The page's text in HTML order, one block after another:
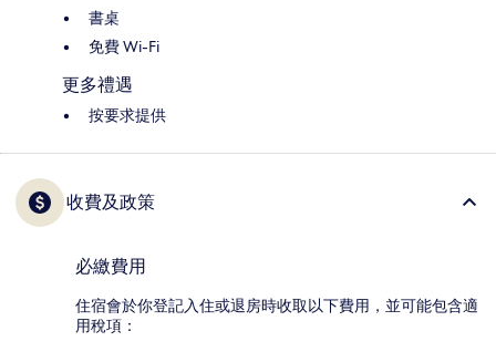
書桌
免費 Wi-Fi
更多禮遇
按要求提供
收費及政策
必繳費用
住宿會於你登記入住或退房時收取以下費用，並可能包含適
用稅項：